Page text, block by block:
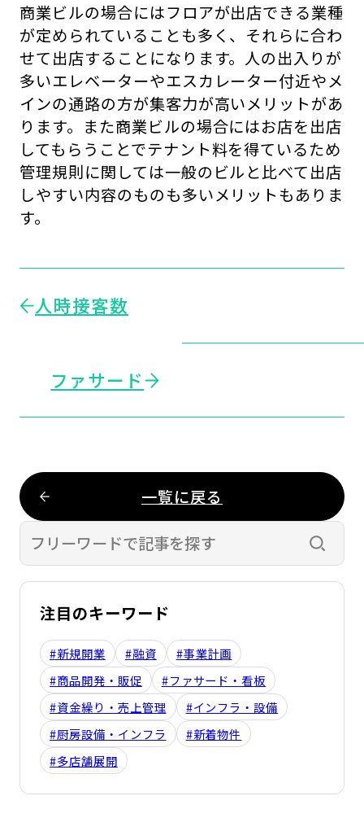
商業ビルの場合にはフロアが出店できる業種
が定められていることも多く、それらに合わ
せて出店することになります。人の出入りが
多いエレベーターやエスカレーター付近やメ
インの通路の方が集客力が高いメリットがあ
ります。また商業ビルの場合にはお店を出店
してもらうことでテナント料を得ているため
管理規則に関しては一般のビルと比べて出店
しやすい内容のものも多いメリットもありま
す。
人時接客数
ファサード
一覧に戻る
検索す
注目のキーワード
#新規開業 #融資
#事業計画
#商品開発・販促
#ファサード・看板
#資金繰り・売上管理
#インフラ・設備
#厨房設備・インフラ
#新着物件
#多店舗展開